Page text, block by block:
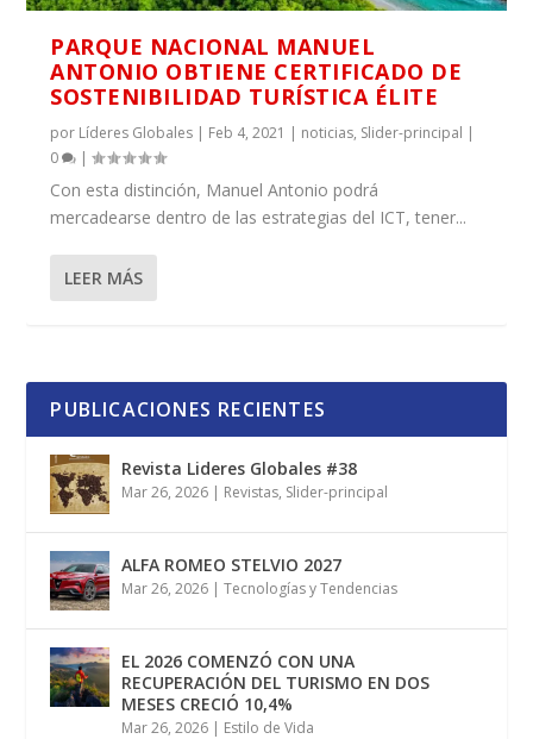
PARQUE NACIONAL MANUEL
ANTONIO OBTIENE CERTIFICADO DE
SOSTENIBILIDAD TURÍSTICA ÉLITE
por Líderes Globales | Feb 4, 2021 | noticias, Slider-principal |
0
|
Con esta distinción, Manuel Antonio podrá
mercadearse dentro de las estrategias del ICT, tener...
LEER MÁS
PUBLICACIONES RECIENTES
Revista Lideres Globales #38
Mar 26, 2026 | Revistas, Slider-principal
ALFA ROMEO STELVIO 2027
Mar 26, 2026 |Tecnologías y Tendencias
EL 2026 COMENZÓ CON UNA
RECUPERACIÓN DEL TURISMO EN DOS
MESES CRECIÓ 10,4%
Mar 26, 2026 | Estilo de Vida